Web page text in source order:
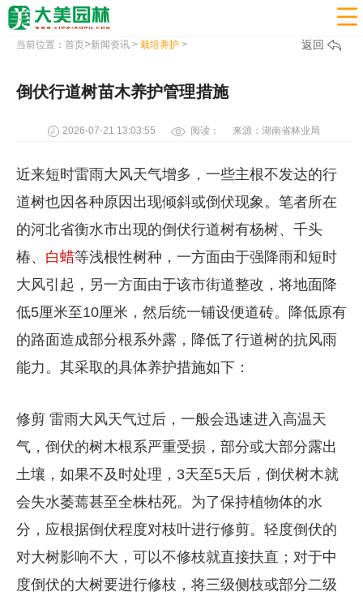

当前位置： 首页>新闻资讯> 栽培养护> 返回
倒伏行道树苗木养护管理措施
2026-07-21 13:03:55 阅读： 来源：湖南省林业局
近来短时雷雨大风天气增多，一些主根不发达的行
道树也因各种原因出现倾斜或倒伏现象。笔者所在
的河北省衡水市出现的倒伏行道树有杨树、千头
椿、 白蜡等浅根性树种，一方面由于强降雨和短时
大风引起，另一方面由于该市街道整改，将地面降
低5厘米至10厘米，然后统一铺设便道砖。降低原有
的路面造成部分根系外露，降低了行道树的抗风雨
能力。其采取的具体养护措施如下：
修剪 雷雨大风天气过后，一般会迅速进入高温天
气，倒伏的树木根系严重受损，部分或大部分露出
土壤，如果不及时处理，3天至5天后，倒伏树木就
会失水萎蔫甚至全株枯死。为了保持植物体的水
分，应根据倒伏程度对枝叶进行修剪。轻度倒伏的
对大树影响不大，可以不修枝就直接扶直；对于中
度倒伏的大树要进行修枝，将三级侧枝或部分二级